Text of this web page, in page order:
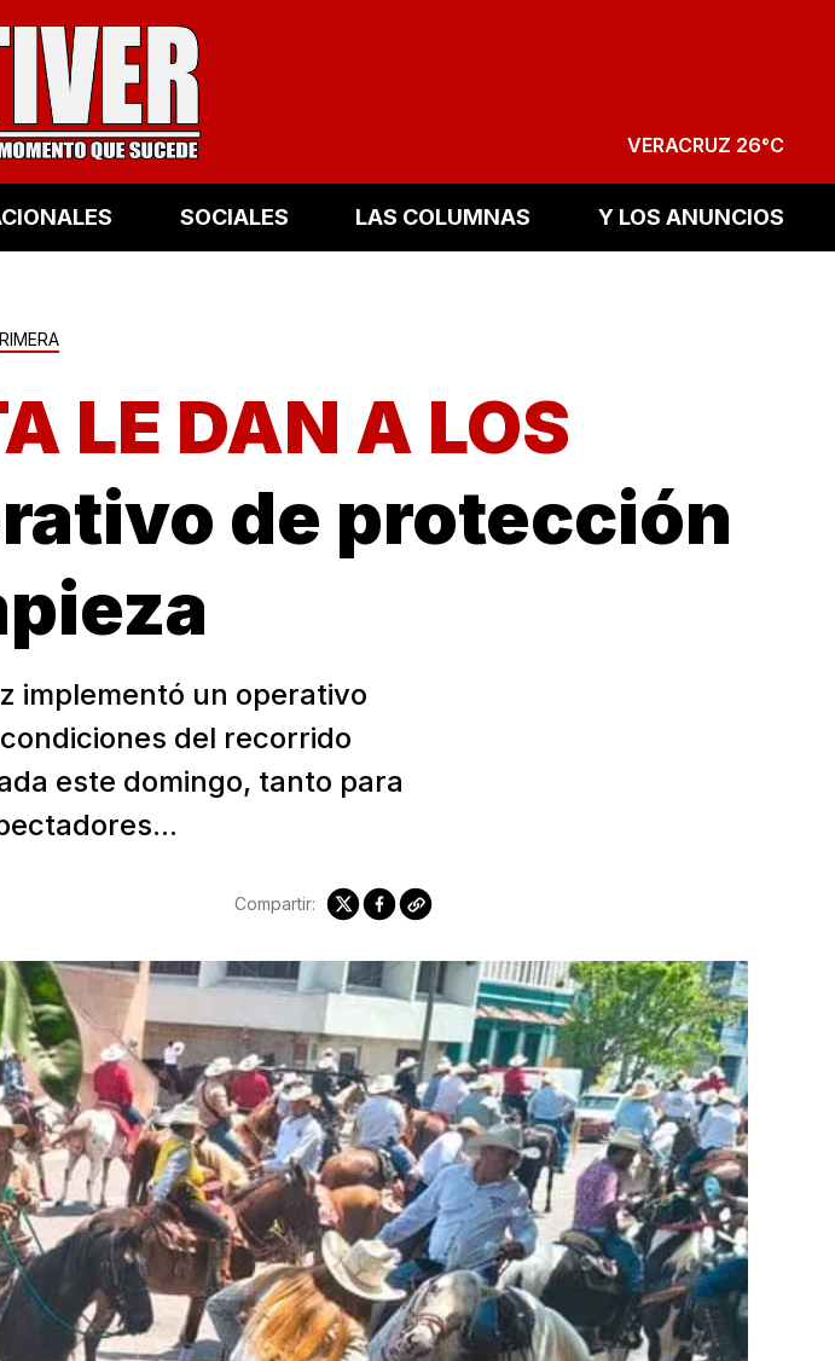
VERACRUZ 26°C
SOCIALES LAS COLUMNAS Y LOS ANUNCIOS
LE DAN A LOS
de protección
implementó un operativo
del recorrido
este domingo, tanto para
Compartir: